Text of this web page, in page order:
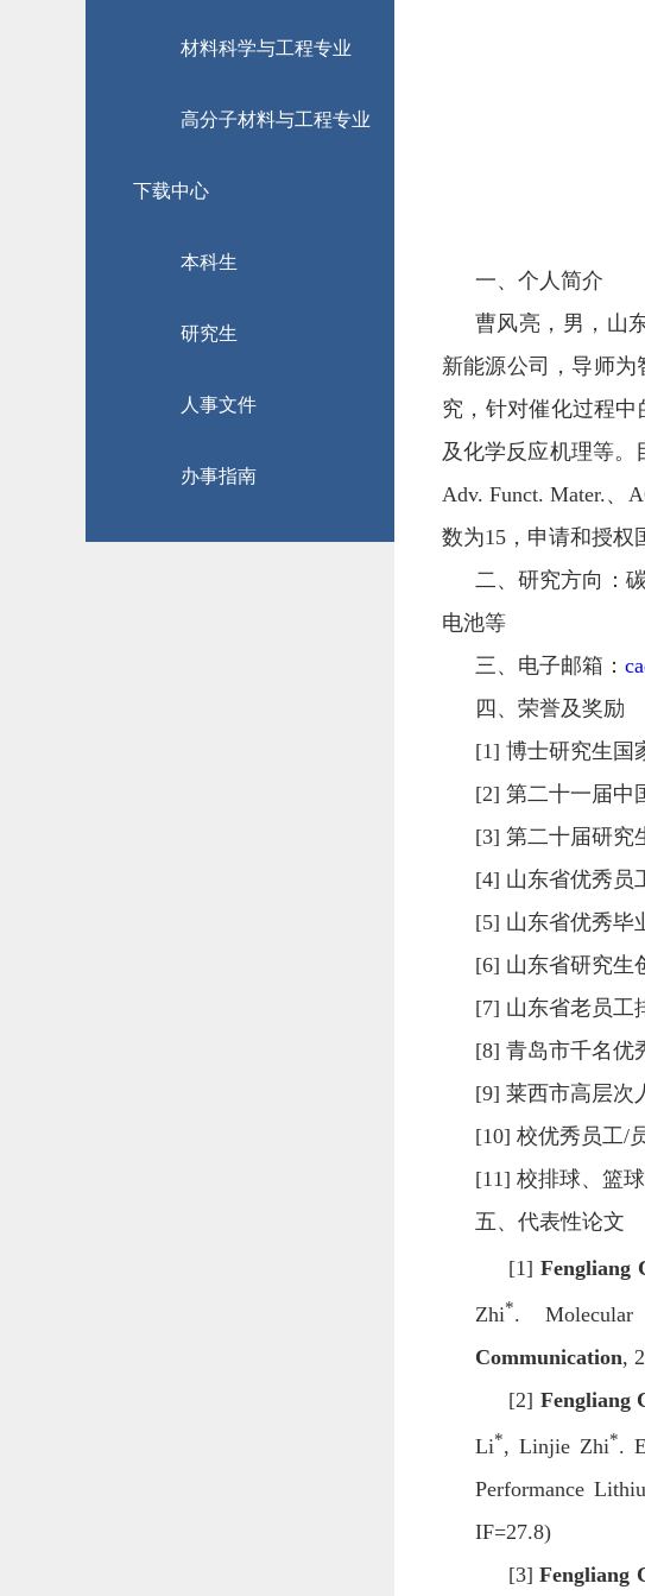
材料科学与工程专业
高分子材料与工程专业
下载中心
本科生
研究生
人事文件
办事指南
一、个人简介
曹风亮，男，山
新能源公司，导师为
究，针对催化过程
及化学反应机理等。
Adv. Funct. Mater.、
数为15 ，申请和授权
二、研究方向：
电池等
三、电子邮箱：
四、荣誉及奖励
[1] 博士研究生国
[2] 第二十一届中
[3] 第二十届研究
[4] 山东省优秀员
[5] 山东省优秀毕
[6] 山东省研究生
[7] 山东省老员工
[8] 青岛市千名优
[9] 莱西市高层次
[10] 校优秀员工/
[11] 校排球、篮
五、代表性论文
[1]Fengliang
Zhi*. Molecular
Communication,
[2] Fengliang
Li*, Linjie Zhi*.
Performance
IF=27.8)
[3]Fengliang